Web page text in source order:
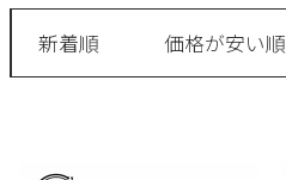
スニーカー
カジュアルシューズ
レインシューズ
スニーカー
サンダル
SALE
新着順 価格が安い順